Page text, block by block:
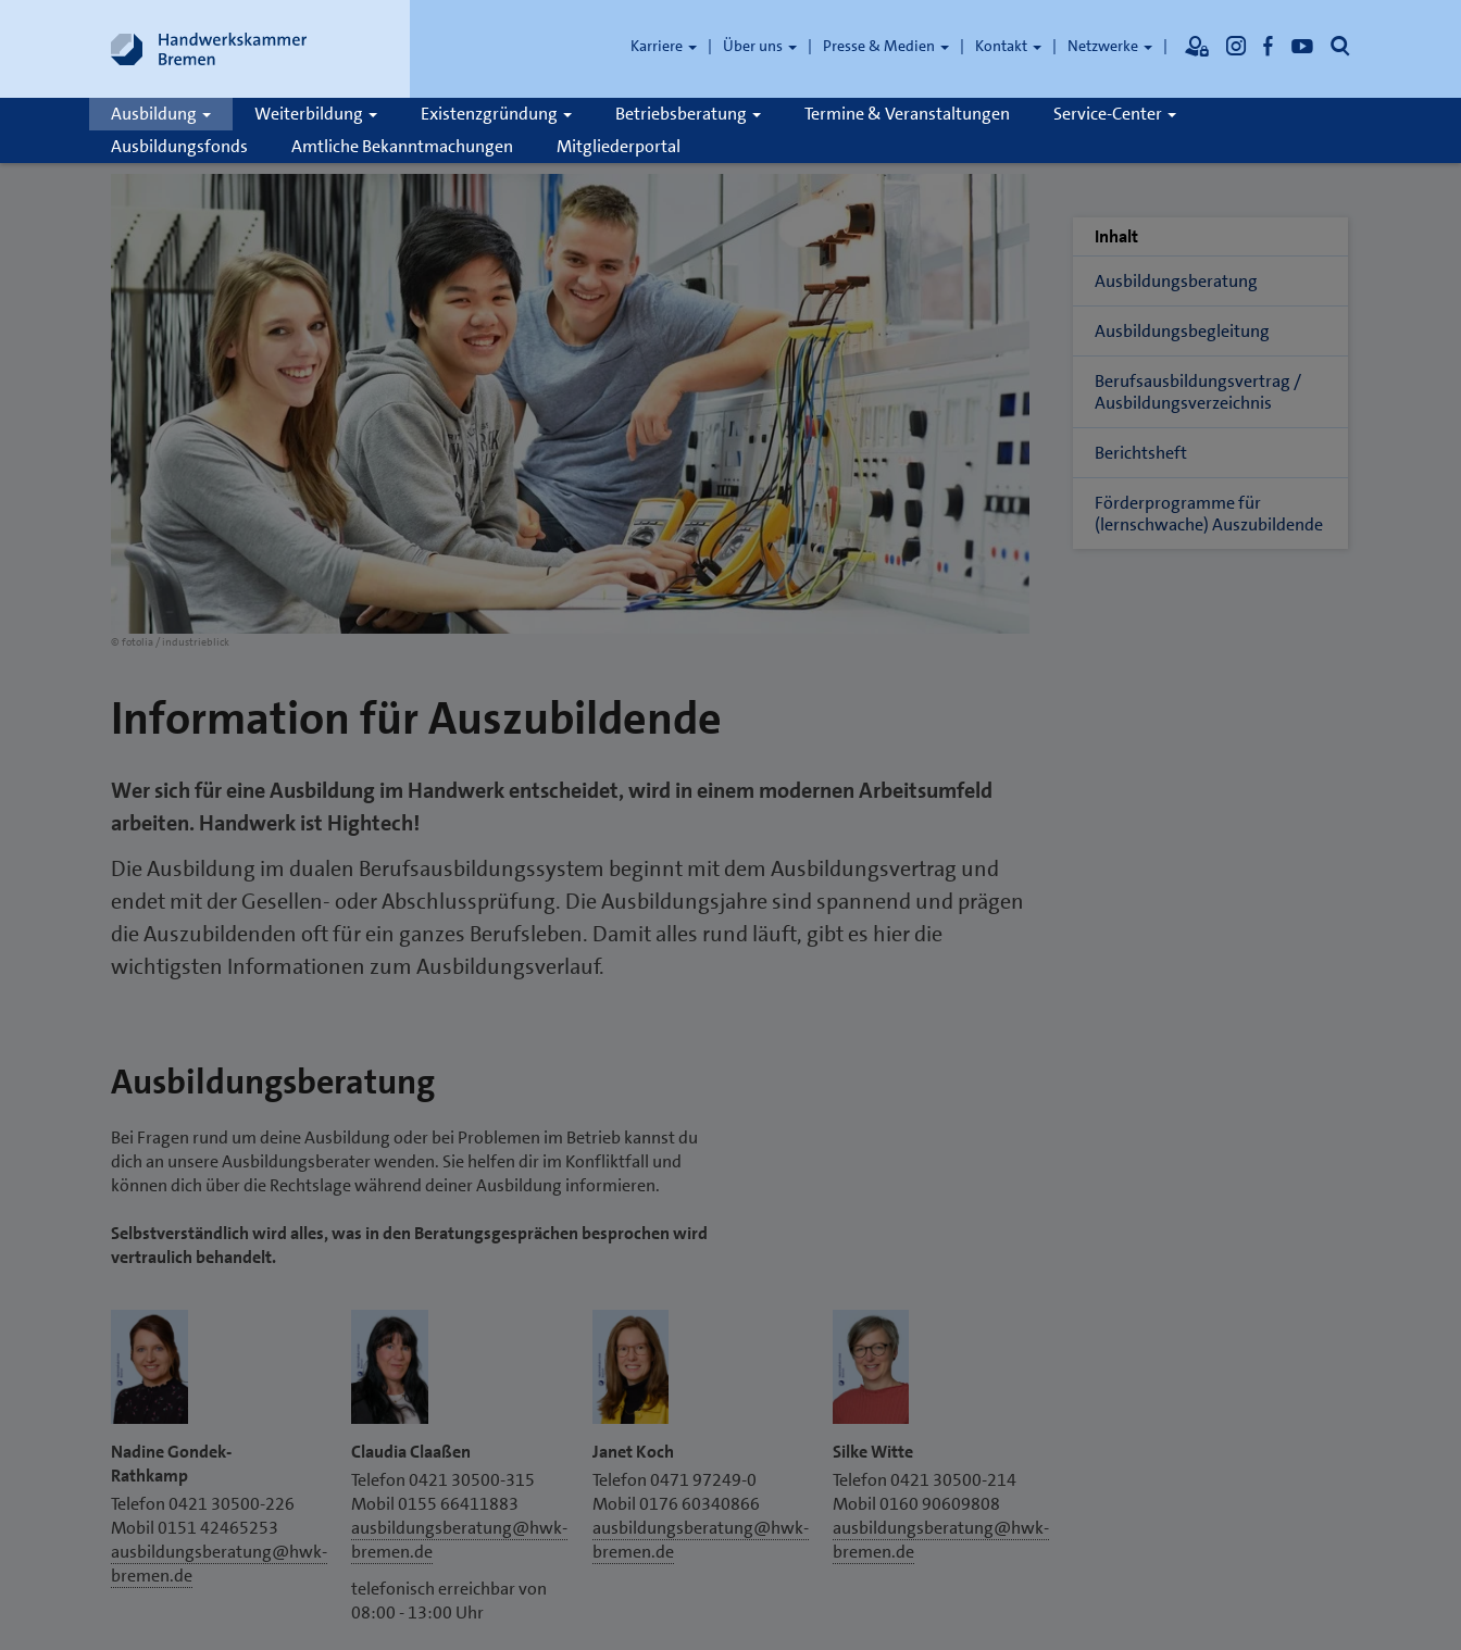
Karriere Über uns Presse & Medien Kontakt Netzwerke
Ausbildung Weiterbildung Existenzgründung Betriebsberatung Termine & Veranstaltungen
Service-Center
Ausbildungsfonds
Amtliche Bekanntmachungen Mitgliederportal
Suche
Inhalt
Ausbildungsberatung
Ausbildungsbegleitung
Berufsausbildungsvertrag /
Ausbildungsverzeichnis
Berichtsheft
Förderprogramme für
(lernschwache) Auszubildende
© fotolia / industrieblick
Information für Auszubildende
Wer sich für eine Ausbildung im Handwerk entscheidet, wird in einem modernen Arbeitsumfeld
arbeiten. Handwerk ist Hightech!
Die Ausbildung im dualen Berufsausbildungssystem beginnt mit dem Ausbildungsvertrag und
endet mit der Gesellen- oder Abschlussprüfung. Die Ausbildungsjahre sind spannend und prägen
die Auszubildenden oft für ein ganzes Berufsleben. Damit alles rund läuft, gibt es hier die
wichtigsten Informationen zum Ausbildungsverlauf.
Ausbildungsberatung
Bei Fragen rund um deine Ausbildung oder bei Problemen im Betrieb kannst du
dich an unsere Ausbildungsberater wenden. Sie helfen dir im Konfliktfall und
können dich über die Rechtslage während deiner Ausbildung informieren.
Selbstverständlich wird alles, was in den Beratungsgesprächen besprochen wird
vertraulich behandelt.
Nadine Gondek-
Rathkamp
Telefon 0421 30500-226
Mobil 0151 42465253
ausbildungsberatung@hwk-
bremen.de
Claudia Claaßen
Telefon 0421 30500-315
Mobil 0155 66411883
ausbildungsberatung@hwk-
bremen.de
telefonisch erreichbar von
08:00 - 13:00 Uhr
Janet Koch
Telefon 0471 97249-0
Mobil 0176 60340866
ausbildungsberatung@hwk-
bremen.de
Silke Witte
Telefon 0421 30500-214
Mobil 0160 90609808
ausbildungsberatung@hwk-
bremen.de